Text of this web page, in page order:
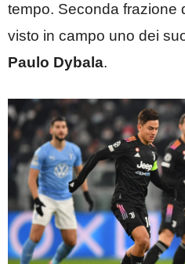
tempo. Seconda frazione
visto in campo uno dei
Paulo Dybala.